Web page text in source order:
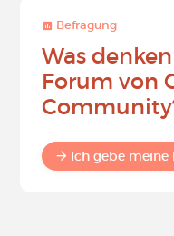
Befragung
Was
Forum von
Ich gebe meine